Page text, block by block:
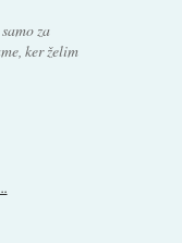
za
ker želim